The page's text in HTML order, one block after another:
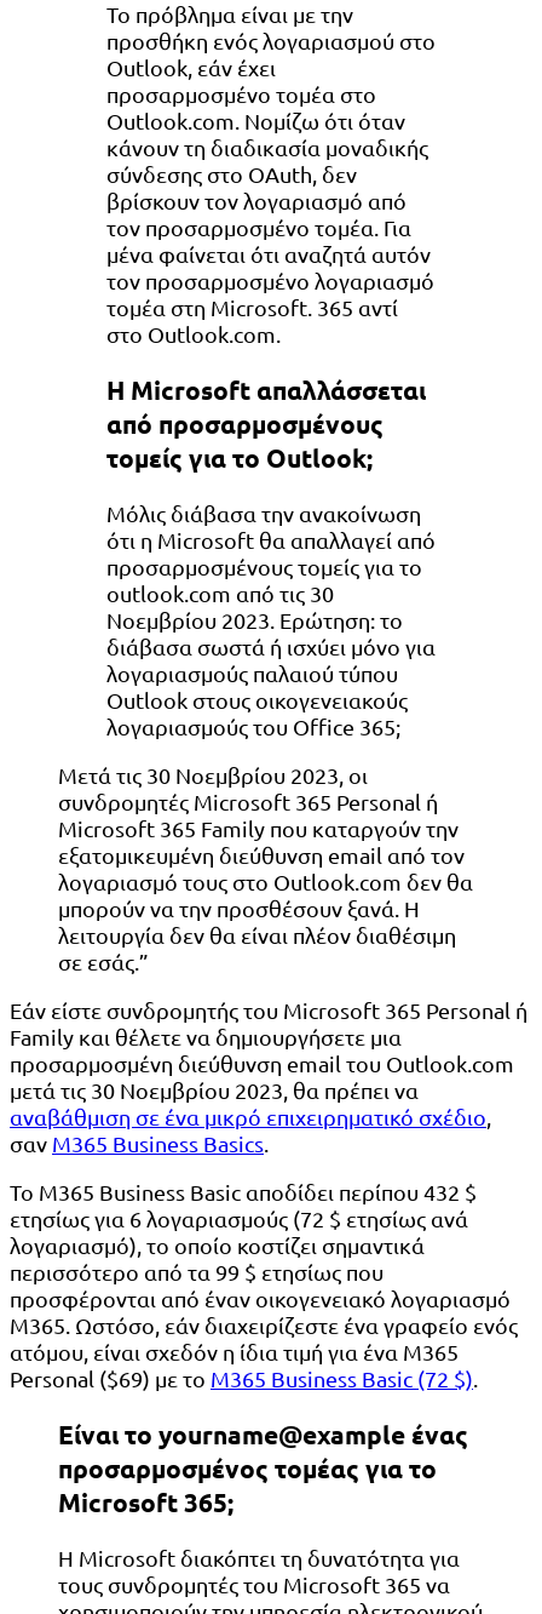
Το πρόβλημα είναι με την
προσθήκη ενός λογαριασμού στο
Outlook, εάν έχει
προσαρμοσμένο τομέα στο
Outlook.com. Νομίζω ότι όταν
κάνουν τη διαδικασία μοναδικής
σύνδεσης στο OAuth, δεν
βρίσκουν τον λογαριασμό από
τον προσαρμοσμένο τομέα. Για
μένα φαίνεται ότι αναζητά αυτόν
τον προσαρμοσμένο λογαριασμό
τομέα στη Microsoft. 365 αντί
στο Outlook.com.
Η Microsoft απαλλάσσεται
από προσαρμοσμένους
τομείς για το Outlook;
Μόλις διάβασα την ανακοίνωση
ότι η Microsoft θα απαλλαγεί από
προσαρμοσμένους τομείς για το
outlook.com από τις 30
Νοεμβρίου 2023. Ερώτηση: το
διάβασα σωστά ή ισχύει μόνο για
λογαριασμούς παλαιού τύπου
Outlook στους οικογενειακούς
λογαριασμούς του Office 365;
Μετά τις 30 Νοεμβρίου 2023, οι
συνδρομητές Microsoft 365 Personal ή
Microsoft 365 Family που καταργούν την
εξατομικευμένη διεύθυνση email από τον
λογαριασμό τους στο Outlook.com δεν θα
μπορούν να την προσθέσουν ξανά. Η
λειτουργία δεν θα είναι πλέον διαθέσιμη
σε εσάς.”
Εάν είστε συνδρομητής του Microsoft 365 Personal ή
Family και θέλετε να δημιουργήσετε μια
προσαρμοσμένη διεύθυνση email του Outlook.com
μετά τις 30 Νοεμβρίου 2023, θα πρέπει να
αναβάθμιση σε ένα μικρό επιχειρηματικό σχέδιο,
σαν M365 Business Basics.
Το M365 Business Basic αποδίδει περίπου 432 $
ετησίως για 6 λογαριασμούς (72 $ ετησίως ανά
λογαριασμό), το οποίο κοστίζει σημαντικά
περισσότερο από τα 99 $ ετησίως που
προσφέρονται από έναν οικογενειακό λογαριασμό
M365. Ωστόσο, εάν διαχειρίζεστε ένα γραφείο ενός
ατόμου, είναι σχεδόν η ίδια τιμή για ένα M365
Personal ($69) με το M365 Business Basic (72 $).
Είναι το yourname@example ένας
προσαρμοσμένος τομέας για το
Microsoft 365;
Η Microsoft διακόπτει τη δυνατότητα για
τους συνδρομητές του Microsoft 365 να